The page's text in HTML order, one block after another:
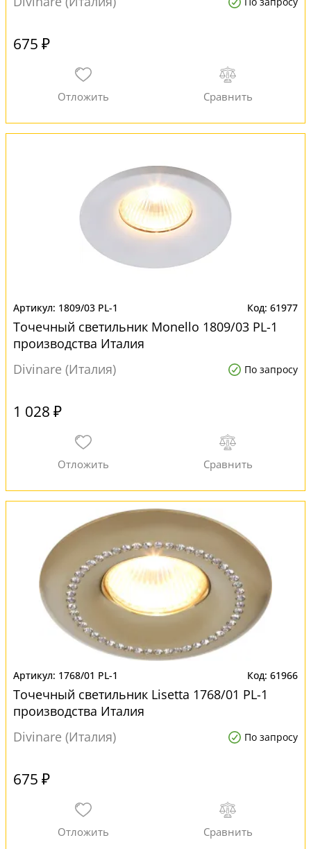
675 ₽
1809/03 PL-1 61977
Точечный светильник Monello 1809/03 PL-1
производства Италия
Divinare (Италия)
По запросу
1 028 ₽
1768/01 PL-1 61966
Точечный светильник Lisetta 1768/01 PL-1
производства Италия
Divinare (Италия)
По запросу
675 ₽